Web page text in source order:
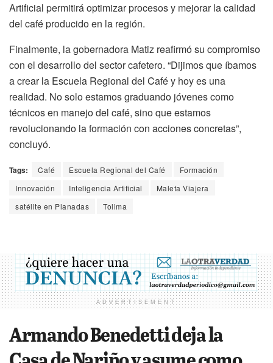
Artificial permitirá optimizar procesos y mejorar la calidad
del café producido en la región.
Finalmente, la gobernadora Matiz reafirmó su compromiso
con el desarrollo del sector cafetero. “Dijimos que íbamos
a crear la Escuela Regional del Café y hoy es una
realidad. No solo estamos graduando jóvenes como
técnicos en manejo del café, sino que estamos
revolucionando la formación con acciones concretas”,
concluyó.
Tags: Café Escuela Regional del Café
Formación
Innovación
Inteligencia Artificial
Maleta Viajera
satélite en Planadas
Tolima
ADVERTISEMENT
Armando Benedetti deja la